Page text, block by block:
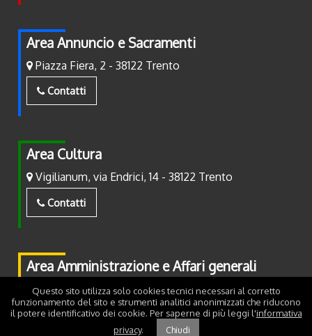
Area Annuncio e Sacramenti
Piazza Fiera, 2 - 38122 Trento
Contatti
Area Cultura
Vigilianum, via Endrici, 14 - 38122 Trento
Contatti
Area Amministrazione e Affari generali
Piazza Fiera, 2 - 38122 Trento
Contatti
Questo sito utilizza solo cookies tecnici necessari al corretto
funzionamento del sito e strumenti analitici anonimizzati che riducono
il potere identificativo dei cookie. Per saperne di più leggi l'informativa
privacy. Chiudi